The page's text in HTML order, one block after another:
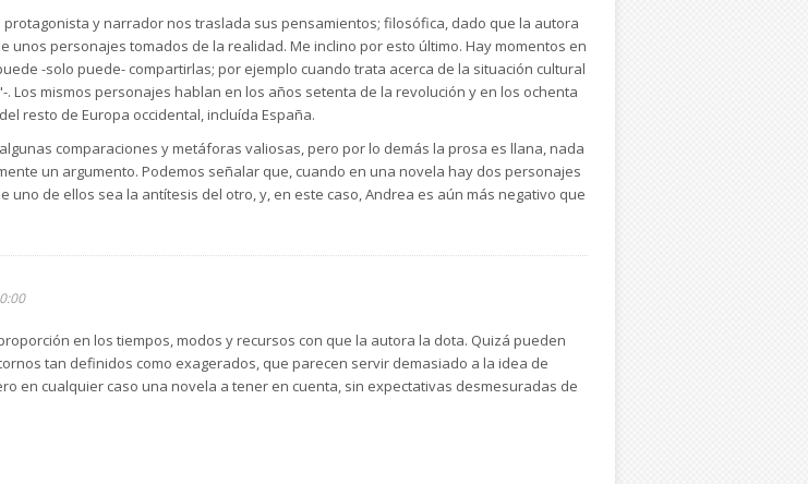
y narrador nos traslada sus pensamientos; filosófica, dado que la autora
personajes tomados de la realidad. Me inclino por esto último. Hay momentos en
-solo puede- compartirlas; por ejemplo cuando trata acerca de la situación cultural
mismos personajes hablan en los años setenta de la revolución y en los ochenta
resto de Europa occidental, incluída España.
comparaciones y metáforas valiosas, pero por lo demás la prosa es llana, nada
un argumento. Podemos señalar que, cuando en una novela hay dos personajes
de ellos sea la antítesis del otro, y, en este caso, Andrea es aún más negativo que
al título, tampoco se nos ocurre qué relación guarda con el texto, salvo que
qué la figura de una monja tan especial pueda introducir un rayo de fe o de
en los tiempos, modos y recursos con que la autora la dota. Quizá pueden
tan definidos como exagerados, que parecen servir demasiado a la idea de
en cualquier caso una novela a tener en cuenta, sin expectativas desmesuradas de